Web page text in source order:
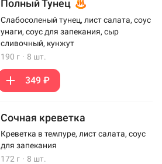
Полный Тунец
Слабосоленый тунец, лист салата, соус
унаги, соус для запекания, сыр
сливочный, кунжут
190 г · 8 шт.
349 ₽
Сочная креветка
Креветка в темпуре, лист салата, соус
для запекания
172 г · 8 шт.